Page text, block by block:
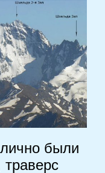
были
траверс